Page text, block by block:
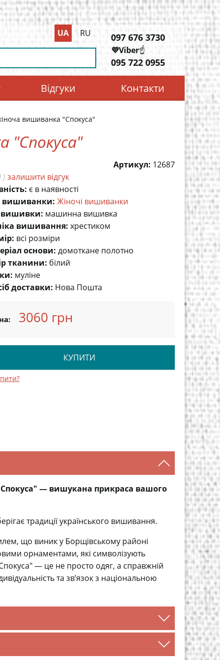
UA RU 097 676 3730
💜Viber☝️
095 722 0955
Відгуки Контакти
вишиванка "Спокуса"
"Спокуса"
Артикул: 12687
) залишити відгук
є в наявності
вишиванки: Жіночі вишиванки
вишивки: машинна вишивка
вишивання: хрестиком
всі розміри
основи: домоткане полотно
тканини: білий
муліне
доставки: Нова Пошта
3060 грн
КУПИТИ
— вишукана прикраса вашого
традиції українського вишивання.
що виник у Борщівському районі
орнаментами, які символізують
— це не просто одяг, а справжній
та зв’язок з національною